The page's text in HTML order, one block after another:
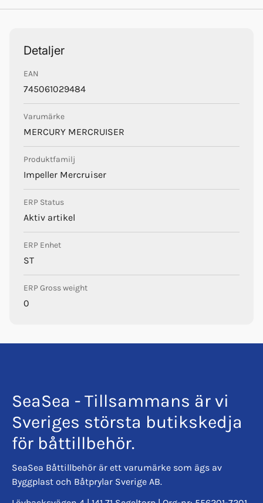
Detaljer
EAN
745061029484
Varumärke
MERCURY MERCRUISER
Produktfamilj
Impeller Mercruiser
ERP Status
Aktiv artikel
ERP Enhet
ST
ERP Gross weight
0
SeaSea - Tillsammans är vi
Sveriges största butikskedja
för båttillbehör.
SeaSea Båttillbehör är ett varumärke som ägs av
Byggplast och Båtprylar Sverige AB.